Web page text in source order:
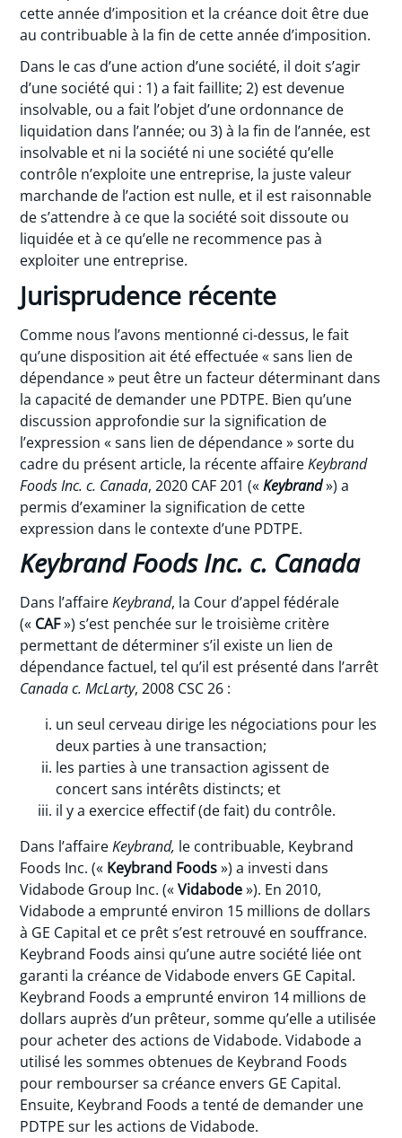
cette année d’imposition et la créance doit être due
au contribuable à la fin de cette année d’imposition.
Dans le cas d’une action d’une société, il doit s’agir
d’une société qui : 1) a fait faillite; 2) est devenue
insolvable, ou a fait l’objet d’une ordonnance de
liquidation dans l’année; ou 3) à la fin de l’année, est
insolvable et ni la société ni une société qu’elle
contrôle n’exploite une entreprise, la juste valeur
marchande de l’action est nulle, et il est raisonnable
de s’attendre à ce que la société soit dissoute ou
liquidée et à ce qu’elle ne recommence pas à
exploiter une entreprise.
Jurisprudence récente
Comme nous l’avons mentionné ci-dessus, le fait
qu’une disposition ait été effectuée « sans lien de
dépendance » peut être un facteur déterminant dans
la capacité de demander une PDTPE. Bien qu’une
discussion approfondie sur la signification de
l’expression « sans lien de dépendance » sorte du
cadre du présent article, la récente affaireKeybrand
Foods Inc. c. Canada, 2020 CAF 201 («Keybrand») a
permis d’examiner la signification de cette
expression dans le contexte d’une PDTPE.
Keybrand Foods Inc. c. Canada
Dans l’affaireKeybrand, la Cour d’appel fédérale
(« CAF») s’est penchée sur le troisième critère
permettant de déterminer s’il existe un lien de
dépendance factuel, tel qu’il est présenté dans l’arrêt
Canada c. McLarty, 2008 CSC 26 :
un seul cerveau dirige les négociations pour les
deux parties à une transaction;
les parties à une transaction agissent de
concert sans intérêts distincts; et
il y a exercice effectif (de fait) du contrôle.
Dans l’affaireKeybrand, le contribuable, Keybrand
Foods Inc. (« Keybrand Foods») a investi dans
Vidabode Group Inc. («Vidabode»). En 2010,
Vidabode a emprunté environ 15 millions de dollars
à GE Capital et ce prêt s’est retrouvé en souffrance.
Keybrand Foods ainsi qu’une autre société liée ont
garanti la créance de Vidabode envers GE Capital.
Keybrand Foods a emprunté environ 14 millions de
dollars auprès d’un prêteur, somme qu’elle a utilisée
pour acheter des actions de Vidabode. Vidabode a
utilisé les sommes obtenues de Keybrand Foods
pour rembourser sa créance envers GE Capital.
Ensuite, Keybrand Foods a tenté de demander une
PDTPE sur les actions de Vidabode.